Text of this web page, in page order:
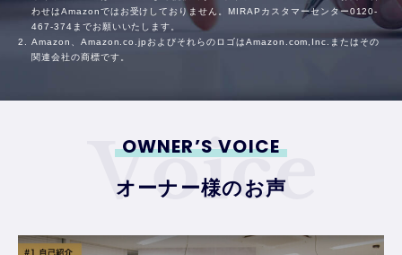
わせはAmazonではお受けしておりません。MIRAPカスタマーセンター0120-
467-374 までお願いいたします。
Amazon、Amazon.co.jpおよびそれらのロゴはAmazon.com,Inc.またはその
関連会社の商標です。
OWNER’S VOICE
オーナー様のお声